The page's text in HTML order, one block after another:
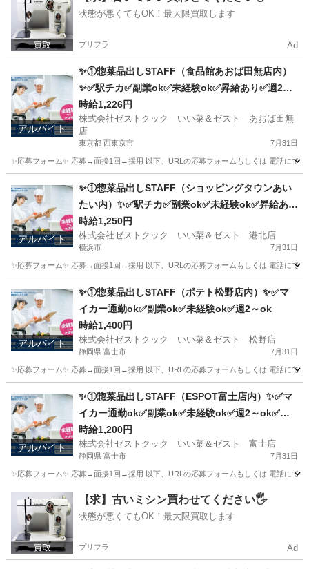
状態が悪くてもOK！最大限買取します
プリフラ Ad
アルバイト
✨①惣菜品出しSTAFF（食品館あおば田無店内）
✨✅駅チカ✅副業ok✅未経験ok✅昇給あり✅週2～
ok✅扶養内ok
時給1,226円
株式会社ゼストクック いい菜＆ゼスト あおば田無
店
東京都 西東京市 7月31日
✨応募フォーム✨ 応募→面接1回→採用 以下、URLの応募フォームもしくは 電話にて
キッチン
アルバイト
✨①惣菜品出しSTAFF（ショッピングタウンあい
たい内）✨✅駅チカ✅副業ok✅未経験ok✅昇給あり
✅週1～ok✅扶養内ok
時給1,250円
株式会社ゼストクック いい菜＆ゼスト 港北店
横浜市 7月31日
✨応募フォーム✨ 応募→面接1回→採用 以下、URLの応募フォームもしくは 電話にて
キッチン
アルバイト
✨①惣菜品出しSTAFF（ポテト松野店内）✨✅マ
イカー通勤ok✅副業ok✅未経験ok✅週2～ok
時給1,400円
株式会社ゼストクック いい菜＆ゼスト 松野店
静岡県 富士市 7月31日
✨応募フォーム✨ 応募→面接1回→採用 以下、URLの応募フォームもしくは 電話にて
キッチン ポテト
アルバイト
✨①惣菜品出しSTAFF（ESPOT富士店内）✨✅マ
イカー通勤ok✅副業ok✅未経験ok✅週2～ok✅昇
給あり✅扶養内ok
時給1,200円
株式会社ゼストクック いい菜＆ゼスト 富士店
静岡県 富士市 7月31日
✨応募フォーム✨ 応募→面接1回→採用 以下、URLの応募フォームもしくは 電話にて
静岡 富士市 キッチン スタッフ
【求】古いミシン買わせてください🖐️
状態が悪くてもOK！最大限買取します
プリフラ Ad